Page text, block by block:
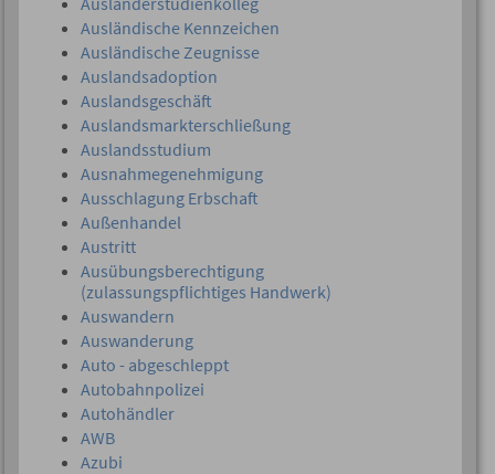
Ausländische Kennzeichen
Ausländische Zeugnisse
Auslandsadoption
Auslandsgeschäft
Auslandsmarkterschließung
Auslandsstudium
Ausnahmegenehmigung
Ausschlagung Erbschaft
Außenhandel
Austritt
Ausübungsberechtigung
(zulassungspflichtiges Handwerk)
Auswandern
Auswanderung
Auto - abgeschleppt
Autobahnpolizei
Autohändler
AWB
Azubi